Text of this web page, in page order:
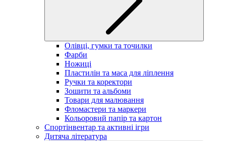
Олівці, гумки та точилки
Фарби
Ножиці
Пластилін та маса для ліплення
Ручки та коректори
Зошити та альбоми
Товари для малювання
Фломастери та маркери
Кольоровий папір та картон
Спортінвентар та активні ігри
Дитяча література